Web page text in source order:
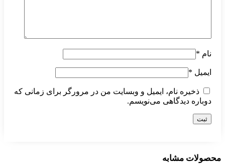
نام *
ایمیل *
ذخیره نام، ایمیل و وبسایت من در مرورگر برای زمانی که
دوباره دیدگاهی می‌نویسم.
محصولات مشابه